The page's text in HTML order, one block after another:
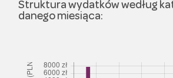
Struktura wydatków według
danego miesiąca: